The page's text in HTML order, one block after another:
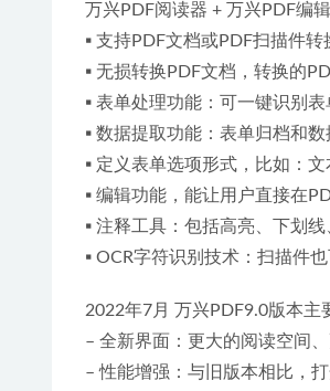
万兴PDF阅读器 + 万兴PDF编
▪ 支持PDF文档或PDF扫描件
▪ 无损转换PDF文档，转换的
▪ 表单处理功能：可一键识别
▪ 数据提取功能：表单归档和
▪ 定义表单选项形式，比如：
▪ 编辑功能，能让用户直接在
▪ 注释工具：包括高亮、下划
▪ OCR字符识别技术：扫描件
2022年7月 万兴PDF9.0版本主
– 全新界面：更大的阅读空间
– 性能增强：与旧版本相比，